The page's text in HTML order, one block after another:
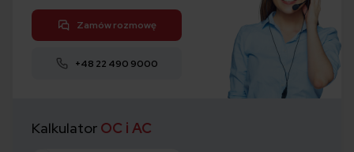
Zamów rozmowę
+48 22 490 9000
Kalkulator OC i AC